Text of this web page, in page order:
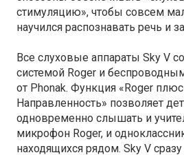
стимуляцию», чтобы совсем
научился распознавать речь и
Все слуховые аппараты Sky V
системой Roger и
от Phonak. Функция «Roger плюс
Направленность» позволяет
одновременно слышать и
микрофон Roger, и
находящихся рядом. Sky V